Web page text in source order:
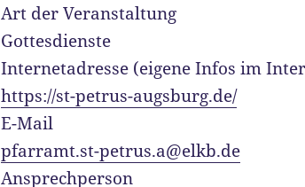
Art der Veranstaltung
Gottesdienste
Internetadresse (eigene Infos im
https://st-petrus-augsburg.de/
E-Mail
pfarramt.st-petrus.a@elkb.de
Ansprechperson